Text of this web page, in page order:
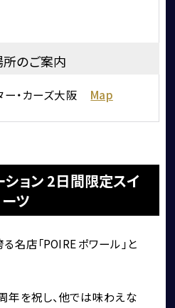
センター
のご案内
ー・カーズ大阪 Map
ョン 2日間限定スイ
ーツ
名店「POIRE ポワール」と
を祝し、他では味わえな